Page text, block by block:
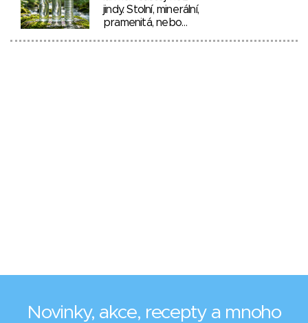
jindy. Stolní, minerální,
pramenitá, nebo…
Novinky, akce, recepty a mnoho